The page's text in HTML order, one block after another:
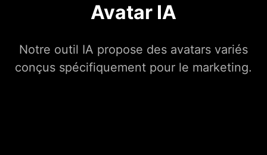
Avatar IA
Notre outil IA propose des avatars variés
conçus spécifiquement pour le marketing.